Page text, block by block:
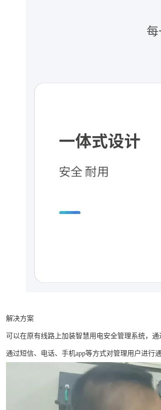
解决方案
可以在原有线路上加装智慧用电安全管理系统，
通过短信、电话、手机app等方式对管理用户进行